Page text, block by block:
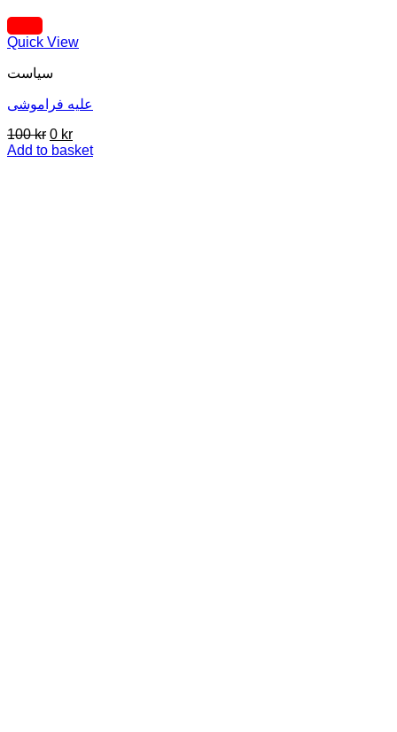
Quick View
سیاست
علیه فراموشی
100kr Original
price
0 krCurrent
price
Add to basket